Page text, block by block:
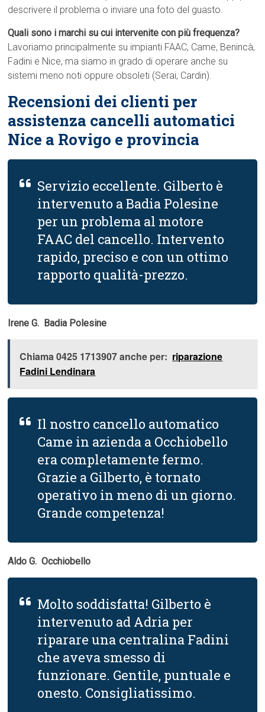
descrivere il problema o inviare una foto del guasto.
Quali sono i marchi su cui intervenite con più frequenza?
Lavoriamo principalmente su impianti FAAC, Came, Benincà,
Fadini e Nice, ma siamo in grado di operare anche su
sistemi meno noti oppure obsoleti (Serai, Cardin).
Recensioni dei clienti per
assistenza cancelli automatici
Nice a Rovigo e provincia
Servizio eccellente. Gilberto è
intervenuto a Badia Polesine
per un problema al motore
FAAC del cancello. Intervento
rapido, preciso e con un ottimo
rapporto qualità-prezzo.
Irene G.  Badia Polesine
Chiama 0425 1713907 anche per: riparazione
Fadini Lendinara
Il nostro cancello automatico
Came in azienda a Occhiobello
era completamente fermo.
Grazie a Gilberto, è tornato
operativo in meno di un giorno.
Grande competenza!
Aldo G.  Occhiobello
Molto soddisfatta! Gilberto è
intervenuto ad Adria per
riparare una centralina Fadini
che aveva smesso di
funzionare. Gentile, puntuale e
onesto. Consigliatissimo.